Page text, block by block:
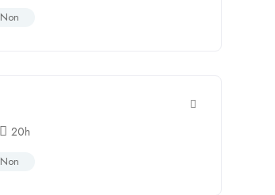
Non
20h
Non